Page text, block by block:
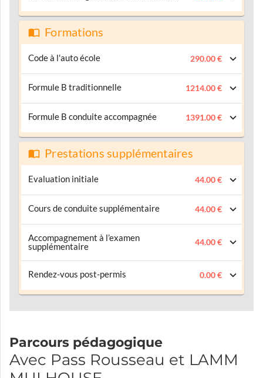
Formations
Code à l'auto école 290.00 €
Formule B traditionnelle 1214.00 €
Formule B conduite accompagnée 1391.00 €
Prestations supplémentaires
Evaluation initiale 44.00 €
Cours de conduite supplémentaire 44.00 €
Accompagnement à l’examen
supplémentaire
44.00 €
Rendez-vous post-permis 0.00 €
Parcours pédagogique
Avec Pass Rousseau et LAMM